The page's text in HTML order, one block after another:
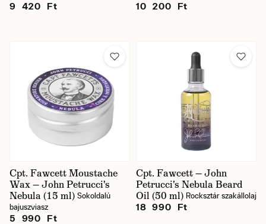
9 420 Ft 10 200 Ft
Cpt. Fawcett Moustache
Wax — John Petrucci's
Nebula (15 ml) Sokoldalú
bajuszviasz
5 990 Ft
Cpt. Fawcett — John
Petrucci's Nebula Beard
Oil (50 ml) Rocksztár szakállolaj
18 990 Ft